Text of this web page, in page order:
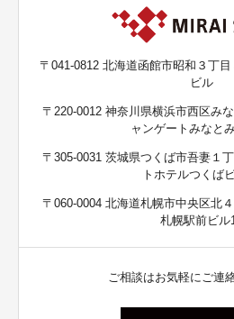
〒041-0812 北海道函館市昭和３丁
ビル
〒220-0012 神奈川県横浜市西区み
ャンゲートみなと
〒305-0031 茨城県つくば市吾妻１
トホテルつくば
〒060-0004 北海道札幌市中央区北
札幌駅前ビル
ご相談はお気軽にご連